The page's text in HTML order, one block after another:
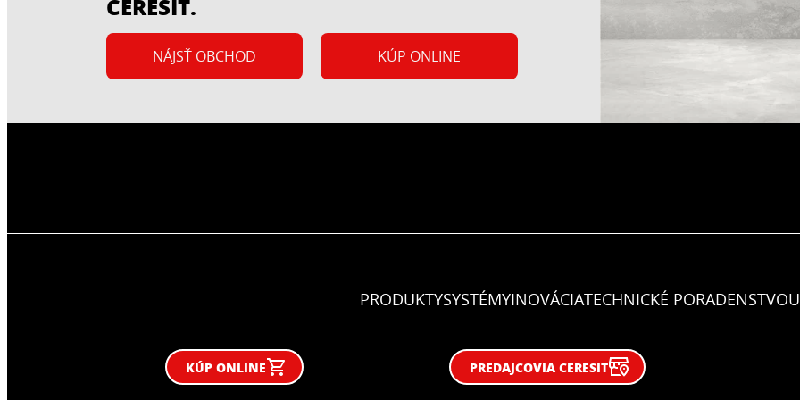
(ETICS).
budov Ceresit
Ceretherm (ETICS).
CERESIT.
NÁJSŤ OBCHOD KÚP ONLINE
PRODUKTYSYSTÉMYINOVÁCIATECHNICKÉ PORADENSTVO
KÚP ONLINE PREDAJCOVIA CERESIT